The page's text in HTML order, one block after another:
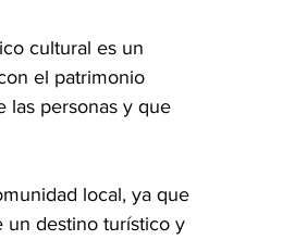
cultural es un
el patrimonio
las personas y que
local, ya que
un destino turístico y